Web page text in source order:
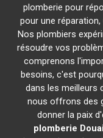
plomberie pour
pour une
Nos plombiers
résoudre vos
comprenons
besoins, c'est
dans les meilleurs
nous offrons des
donner la paix
plomberie Douai